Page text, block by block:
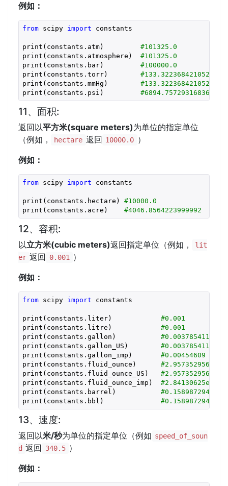
例如：
from scipy import constants
print(constants.atm) #101325.0
print(constants.atmosphere) #101325.0
print(constants.bar) #100000.0
print(constants.torr) #133.32236842105263
print(constants.mmHg) #133.32236842105263
print(constants.psi) #6894.757293168361
11、面积:
返回以平方米(square meters)为单位的指定单位
（例如，
hectare 返回 10000.0 ）
例如：
from scipy import constants
print(constants.hectare) #10000.0
print(constants.acre) #4046.8564223999992
12、容积:
以立方米(cubic meters)返回指定单位（例如，
lit
er 返回 0.001
）
例如：
from scipy import constants
print(constants.liter) #0.001
print(constants.litre) #0.001
print(constants.gallon)
print(constants.gallon_US)
print(constants.gallon_imp) #0.00454609
print(constants.fluid_ounce)
print(constants.fluid_ounce_US)
print(constants.fluid_ounce_imp) #2.84130625e-05
print(constants.barrel)
print(constants.bbl)
13、速度:
返回以米/秒为单位的指定单位（例如 speed_of_soun
d 返回 340.5 ）
例如：